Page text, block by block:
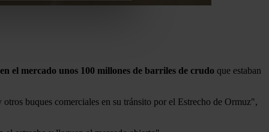
el mercado unos 100 millones de barriles de crudo que estaban
buques comerciales en su tránsito por el Estrecho de Ormuz",